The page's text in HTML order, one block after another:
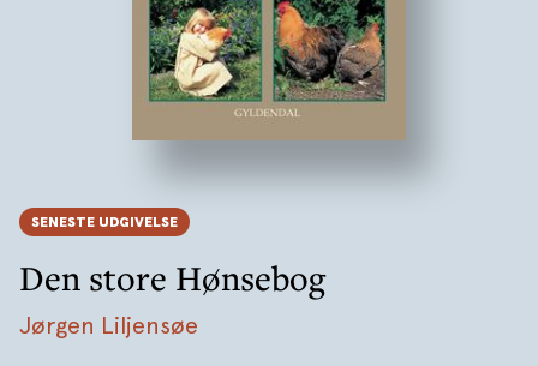
SENESTE UDGIVELSE
Den store Hønsebog
Jørgen Liljensøe